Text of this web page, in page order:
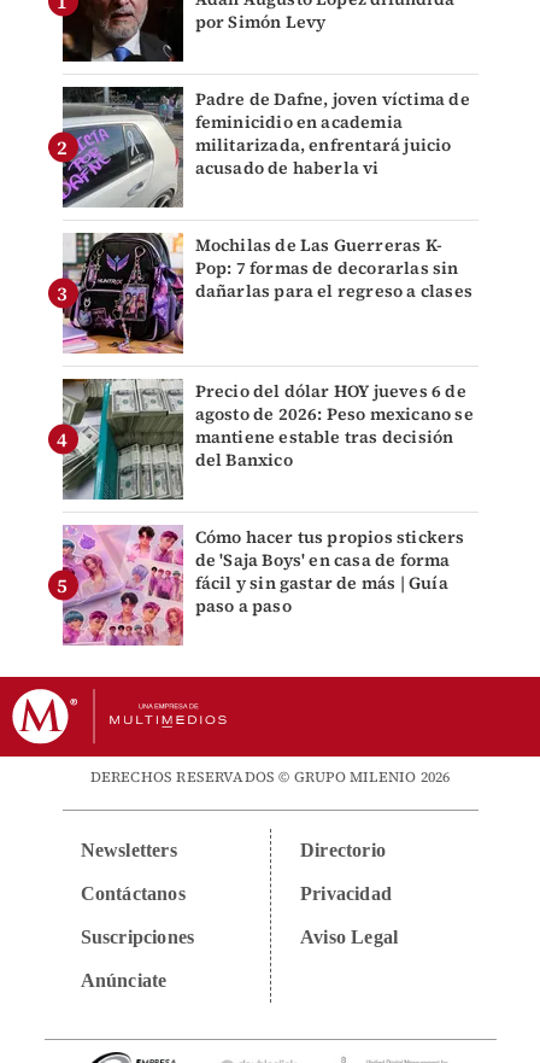
por Simón Levy
Padre de Dafne, joven víctima de
feminicidio en academia
militarizada, enfrentará juicio
acusado de haberla vi
Mochilas de Las Guerreras K-
Pop: 7 formas de decorarlas sin
dañarlas para el regreso a clases
Precio del dólar HOY jueves 6 de
agosto de 2026: Peso mexicano se
mantiene estable tras decisión
del Banxico
Cómo hacer tus propios stickers
de 'Saja Boys' en casa de forma
fácil y sin gastar de más | Guía
paso a paso
DERECHOS RESERVADOS © GRUPO MILENIO 2026
Newsletters
Contáctanos
Suscripciones
Anúnciate
Directorio
Privacidad
Aviso Legal